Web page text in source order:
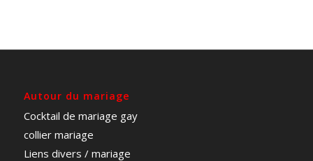
Autour du mariage
Cocktail de mariage gay
collier mariage
Liens divers / mariage